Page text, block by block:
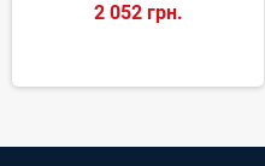
2 052 грн.